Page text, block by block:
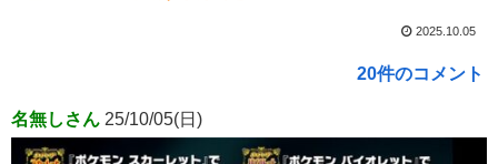
2025.10.05
20件のコメント
名無しさん 25/10/05(日)